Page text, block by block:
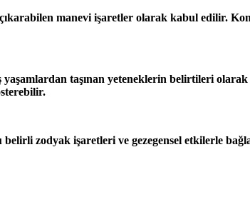
manevi işaretler olarak kabul edilir.
yaşamlardan taşınan yeteneklerin belirtileri
zodyak işaretleri ve gezegensel etkilerle